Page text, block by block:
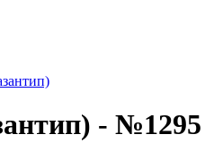
- №1295